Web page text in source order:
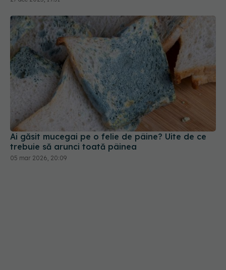
Ai găsit mucegai pe o felie de pâine? Uite de ce
trebuie să arunci toată pâinea
05 mar 2026, 20:09